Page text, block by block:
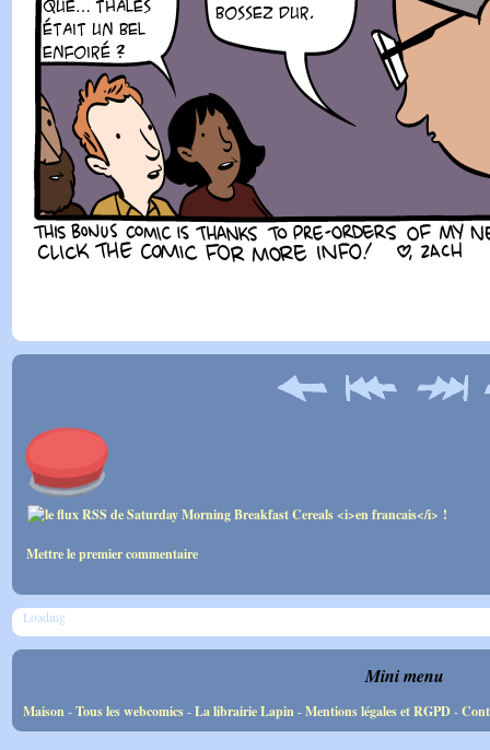
Mettre le premier commentaire
Loading
Mini menu
Maison-Tous les webcomics-La librairie Lapin-Mentions légales et RGPD-